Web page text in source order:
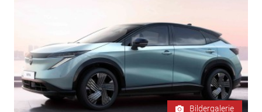
Bildergalerie